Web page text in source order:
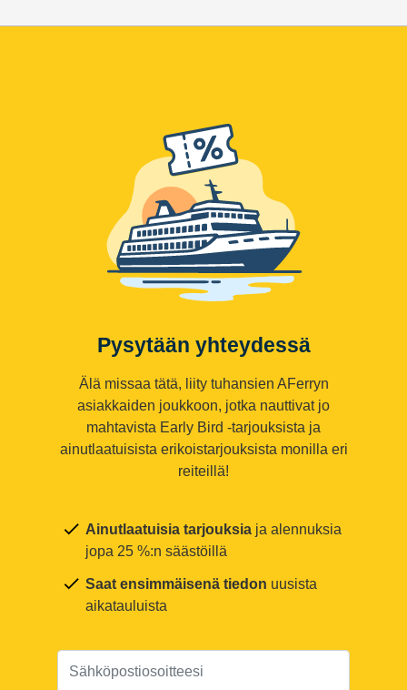
Pysytään yhteydessä
Älä missaa tätä, liity tuhansien AFerryn
asiakkaiden joukkoon, jotka nauttivat jo
mahtavista Early Bird -tarjouksista ja
ainutlaatuisista erikoistarjouksista monilla eri
reiteillä!
Ainutlaatuisia tarjouksia ja alennuksia
jopa 25 %:n säästöillä
Saat ensimmäisenä tiedon uusista
aikatauluista